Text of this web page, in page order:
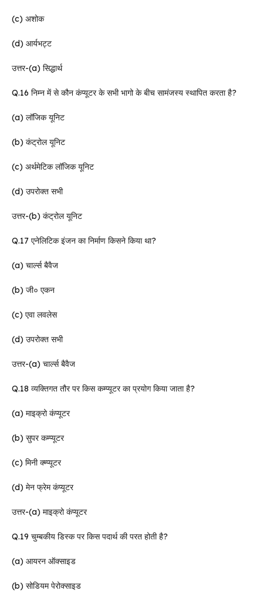
(c) अशोक
(d) आर्यभट्ट
उत्तर-(a) सिद्धार्थ
Q.16 निम्न में से कौन कंप्यूटर के सभी भागो के बीच सामंजस्य स्थापित करता है?
(a) लॉजिक यूनिट
(b) कंट्रोल यूनिट
(c) अर्थमेटिक लॉजिक यूनिट
(d) उपरोक्त सभी
उत्तर-(b) कंट्रोल यूनिट
Q.17 एनेलिटिक इंजन का निर्माण किसने किया था?
(a) चार्ल्स बैवैज
(b) जी० एकन
(c) एवा लवलेस
(d) उपरोक्त सभी
उत्तर-(a) चार्ल्स बैवैज
Q.18 व्यक्तिगत तौर पर किस कम्प्यूटर का प्रयोग किया जाता है?
(a) माइक्रो कंप्यूटर
(b) सुपर कम्प्यूटर
(c) मिनी क्म्प्यूटर
(d) मेन फ्रेम कंप्यूटर
उत्तर-(a) माइक्रो कंप्यूटर
Q.19 चुम्बकीय डिस्क पर किस पदार्थ की परत होती है?
(a) आयरन ऑक्साइड
(b) सोडियम पेरोक्साइड